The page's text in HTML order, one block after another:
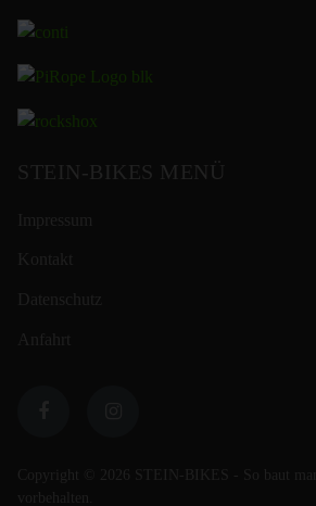
Copyright © 2026 STEIN-BIKES - So baut
STEIN-BIKES MENÜ